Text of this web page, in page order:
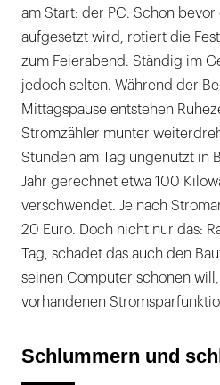
am Start: der PC. Schon
aufgesetzt wird, rotiert die
zum Feierabend. Ständig im
jedoch selten. Während der
Mittagspause entstehen
Stromzähler munter
Stunden am Tag ungenutzt in
Jahr gerechnet etwa 100
verschwendet. Je nach
20 Euro. Doch nicht nur das:
Tag, schadet das auch den
seinen Computer schonen
vorhandenen
Schlummern und